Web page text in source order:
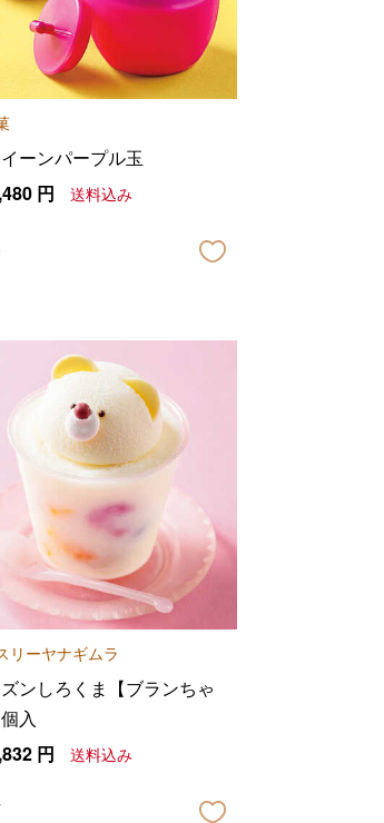
ーンパープル玉
円 送料込み
リーヤナギムラ
ンしろくま【ブランちゃ
入
円 送料込み